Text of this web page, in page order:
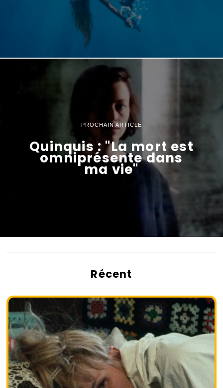
PROCHAIN ARTICLE
Quinquis : "La mort est
omniprésente dans
ma vie"
Récent